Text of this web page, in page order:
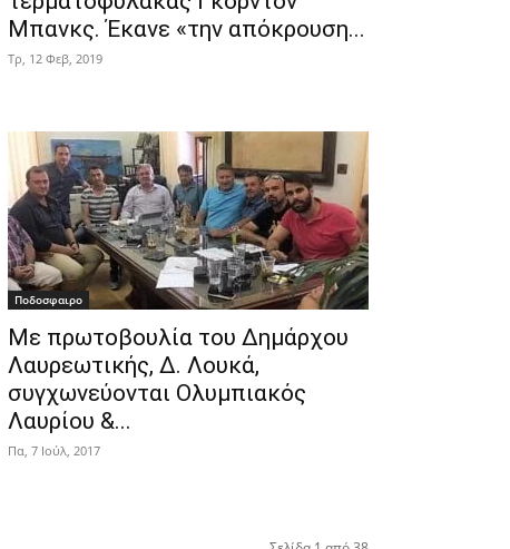
Μπανκς. Έκανε «την απόκρουση...
Τρ, 12 Φεβ, 2019
Ποδοσφαιρο
Με πρωτοβουλία του Δημάρχου
Λαυρεωτικής, Δ. Λουκά,
συγχωνεύονται Ολυμπιακός
Λαυρίου &...
Πα, 7 Ιούλ, 2017